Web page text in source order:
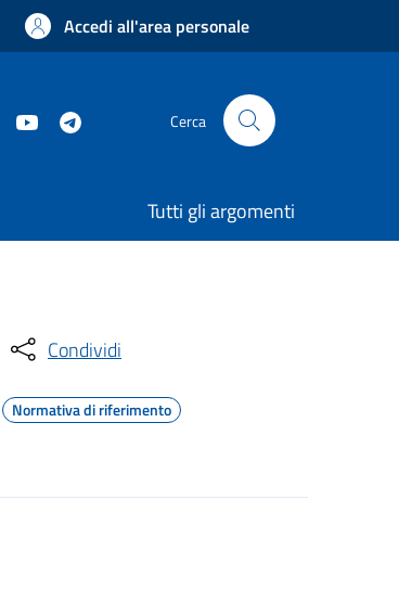
Accedi all'area personale
Cerca
Tutti gli argomenti
Condividi
Normativa di riferimento